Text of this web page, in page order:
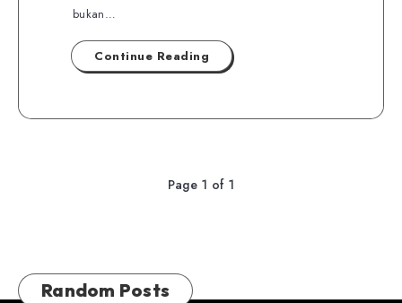
bukan…
Continue Reading
Page 1 of 1
Random Posts